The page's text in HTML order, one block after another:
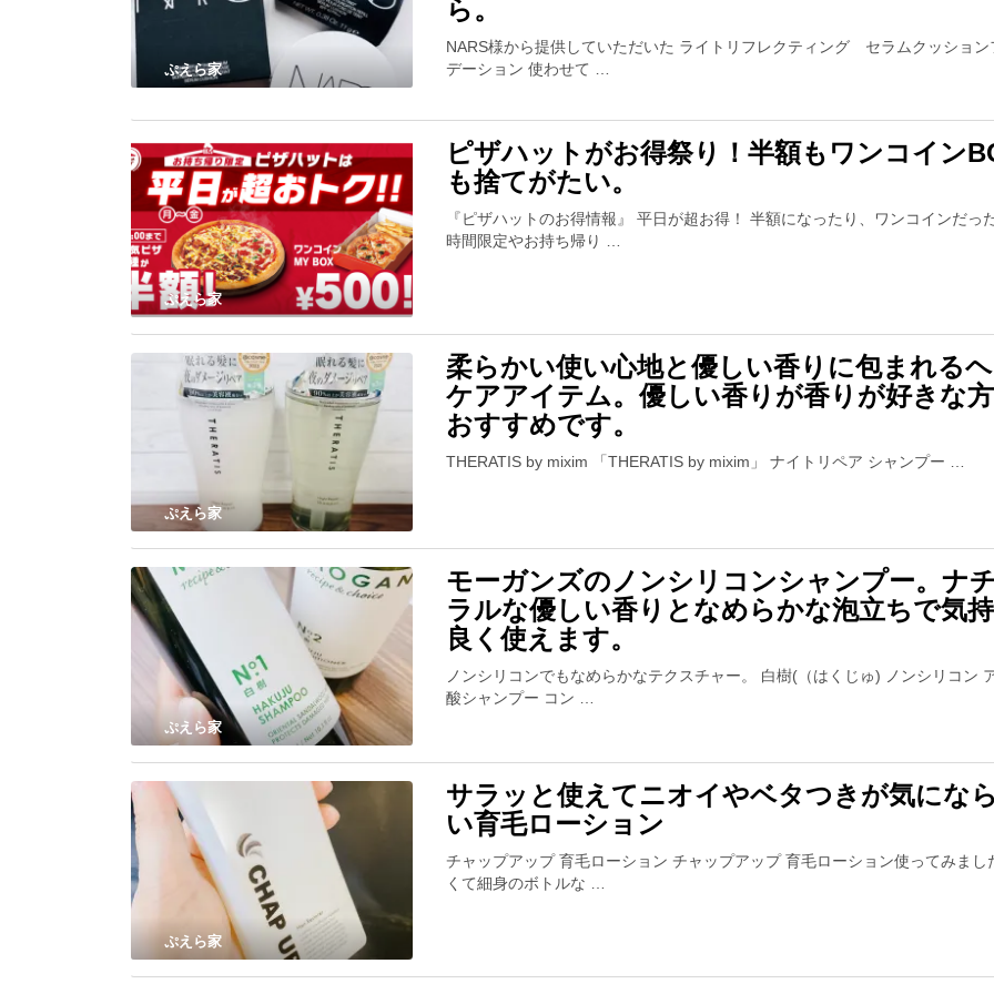
ぷえら家
ら。
NARS様から提供していただいた ライトリフレクティング セラムクッション
デーション 使わせて …
ぷえら家
ピザハットがお得祭り！半額もワンコイン
も捨てがたい。
『ピザハットのお得情報』 平日が超お得！ 半額になったり、ワンコインだっ
時間限定やお持ち帰り …
ぷえら家
柔らかい使い心地と優しい香りに包まれる
ケアアイテム。優しい香りが香りが好きな
おすすめです。
THERATIS by mixim 「THERATIS by mixim」 ナイトリペア シャンプー …
ぷえら家
モーガンズのノンシリコンシャンプー。ナ
ラルな優しい香りとなめらかな泡立ちで気
良く使えます。
ノンシリコンでもなめらかなテクスチャー。 白樹(（はくじゅ) ノンシリコン
酸シャンプー コン …
ぷえら家
サラッと使えてニオイやベタつきが気にな
い育毛ローション
チャップアップ 育毛ローション チャップアップ 育毛ローション使ってみまし
くて細身のボトルな …